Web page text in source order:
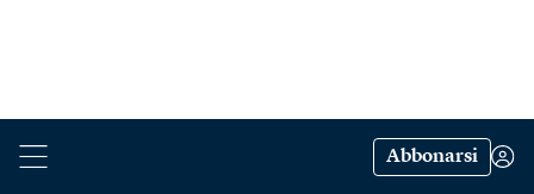
Abbonarsi